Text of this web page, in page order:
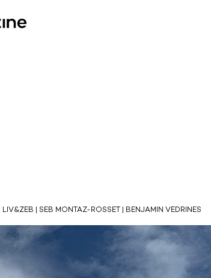
LIV&ZEB | SEB MONTAZ-ROSSET | BENJAMIN VEDRINES